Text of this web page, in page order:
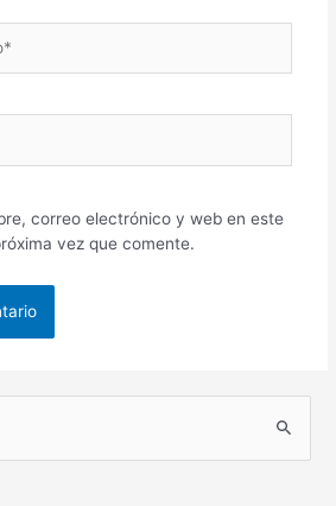
correo electrónico y web en este
vez que comente.